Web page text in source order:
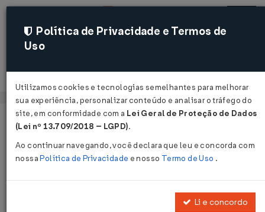
Acessar
Página Inicial
Legislações
Lei Nº 10431 DE 15/09/2016
Política de Privacidade e Termos de
Uso
Utilizamos cookies e tecnologias semelhantes para melhorar
sua experiência, personalizar conteúdo e analisar o tráfego do
site, em conformidade com a Lei Geral de Proteção de Dados
(Lei nº 13.709/2018 – LGPD).
Ao continuar navegando, você declara que leu e concorda com
nossaPolítica de Privacidade e nosso Termo de Uso .
Li e concordo